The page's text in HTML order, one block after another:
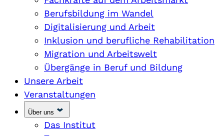
Berufsbildung im Wandel
Digitalisierung und Arbeit
Inklusion und berufliche Rehabilitation
Migration und Arbeitswelt
Übergänge in Beruf und Bildung
Unsere Arbeit
Veranstaltungen
Über uns
Das Institut